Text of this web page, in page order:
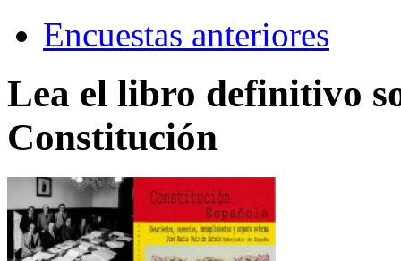
Encuestas anteriores
Lea el libro definitivo
Constitución